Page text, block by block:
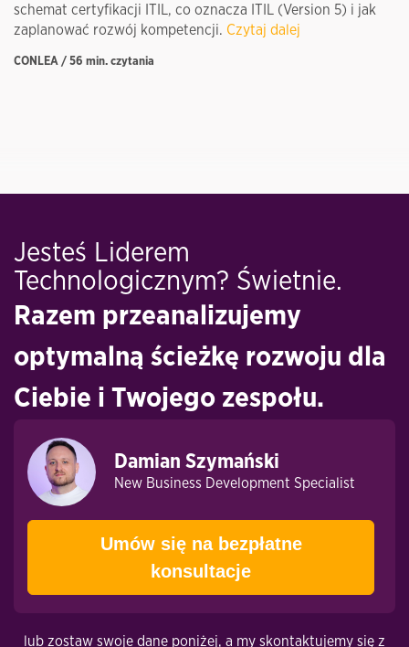
schemat certyfikacji ITIL, co oznacza ITIL (Version 5) i jak
zaplanować rozwój kompetencji. Czytaj dalej
CONLEA / 56 min. czytania
Jesteś Liderem
Technologicznym? Świetnie.
Razem przeanalizujemy
optymalną ścieżkę rozwoju dla
Ciebie i Twojego zespołu.
Damian Szymański
New Business Development Specialist
Umów się na bezpłatne
konsultacje
lub zostaw swoje dane poniżej, a my skontaktujemy się z